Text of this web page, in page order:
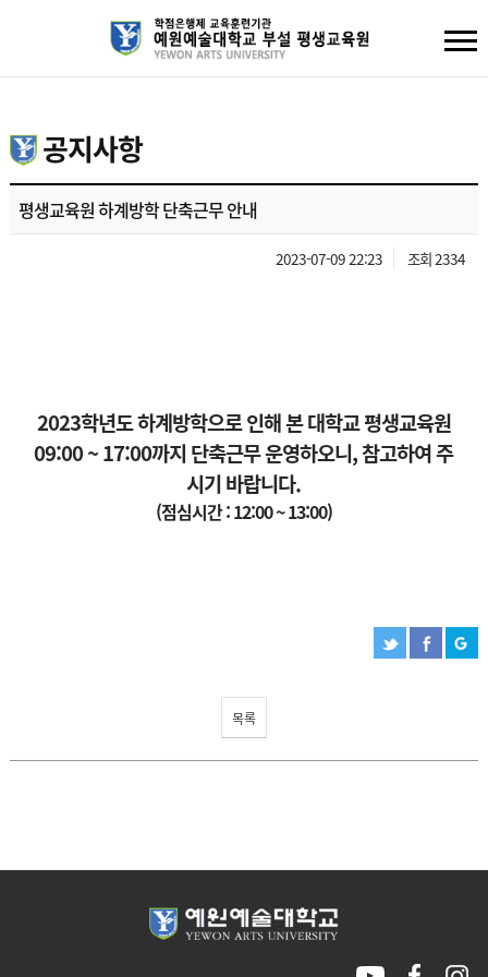
공지사항
평생교육원 하계방학 단축근무 안내
2023-07-09 22:23 조회 2334
2023학년도 하계방학으로 인해 본 대학교 평생교육원
09:00 ~ 17:00까지 단축근무 운영하오니, 참고하여 주
시기 바랍니다.
(점심시간 : 12:00 ~ 13:00)
목록